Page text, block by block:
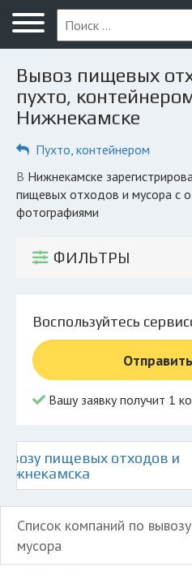
Меню
Главная
Вопрос юристу
Нижнекамск
ПОЛЬЗОВАТЕЛЯМ
Компании
Экоблог
Личный кабинет
Вывоз пищевых
пухто,
Нижнекамске
Пухто, контейнером
в Нижнекамске зарегистрирована 1 компания по вывозу
пищевых отходов и мусора с
фотографиями
ФИЛЬТРЫ
Воспользуйтесь
Вашу заявку получит 1
пищевых отходов и
Список компаний по
мусора